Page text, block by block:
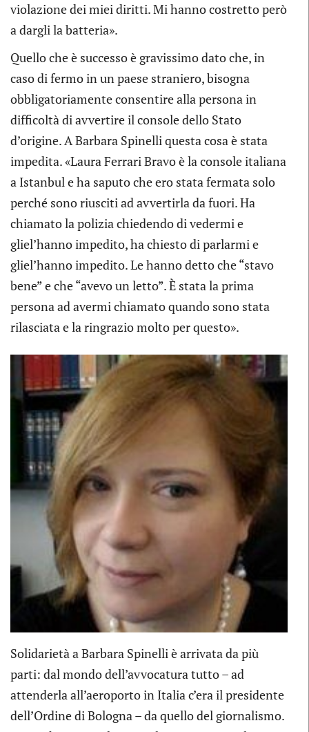
violazione dei miei diritti. Mi hanno costretto però
a dargli la batteria».
Quello che è successo è gravissimo dato che, in
caso di fermo in un paese straniero, bisogna
obbligatoriamente consentire alla persona in
difficoltà di avvertire il console dello Stato
d’origine. A Barbara Spinelli questa cosa è stata
impedita. «Laura Ferrari Bravo è la console italiana
a Istanbul e ha saputo che ero stata fermata solo
perché sono riusciti ad avvertirla da fuori. Ha
chiamato la polizia chiedendo di vedermi e
gliel’hanno impedito, ha chiesto di parlarmi e
gliel’hanno impedito. Le hanno detto che “stavo
bene” e che “avevo un letto”. È stata la prima
persona ad avermi chiamato quando sono stata
rilasciata e la ringrazio molto per questo».
Solidarietà a Barbara Spinelli è arrivata da più
parti: dal mondo dell’avvocatura tutto – ad
attenderla all’aeroporto in Italia c’era il presidente
dell’Ordine di Bologna – da quello del giornalismo.